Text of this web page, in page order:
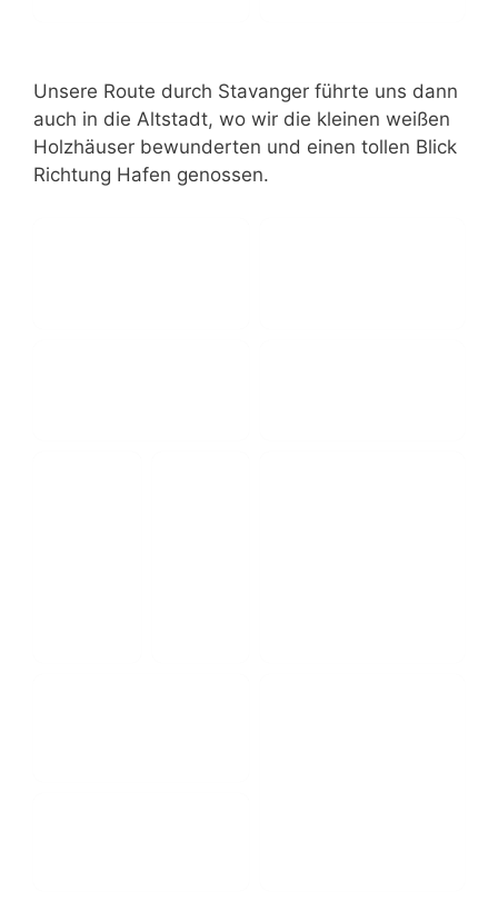
Unsere Route durch Stavanger führte uns dann
auch in die Altstadt, wo wir die kleinen weißen
Holzhäuser bewunderten und einen tollen Blick
Richtung Hafen genossen.